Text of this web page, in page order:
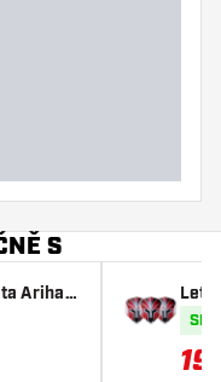
S
Arihar